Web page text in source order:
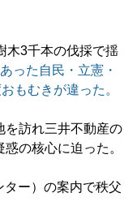
木3千本の伐採で揺
った自民・立憲・
もむきが違った。
訪れ三井不動産の
の核心に迫った。
ー）の案内で秩父